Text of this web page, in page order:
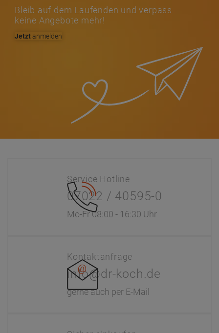
Bleib auf dem Laufenden und verpass
keine Angebote mehr!
Jetztanmelden
Service Hotline
07022 / 40595-0
Mo-Fr 08:00 - 16:30 Uhr
Kontaktanfrage
info@dr-koch.de
gerne auch per E-Mail